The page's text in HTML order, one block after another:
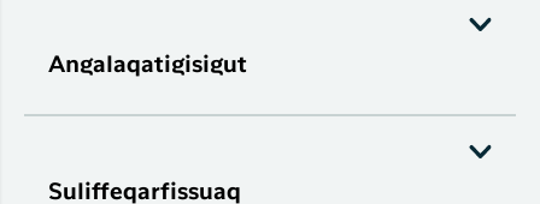
Angalaqatigisigut
Suliffeqarfissuaq